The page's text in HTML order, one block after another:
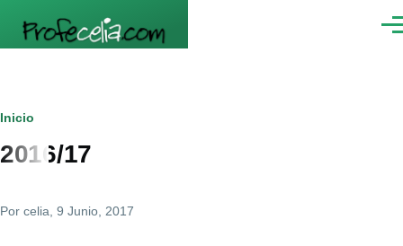
Ruta
de
Inicio
2016/17
Por celia , 9 Junio, 2017